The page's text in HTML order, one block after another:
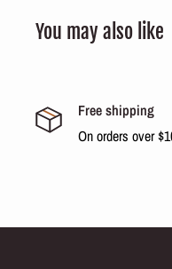
You may also like
Free shipping
On orders over